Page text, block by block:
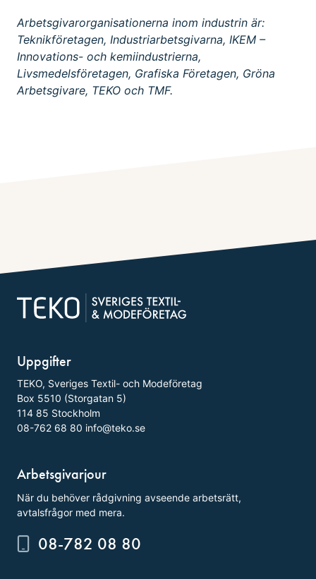
Arbetsgivarorganisationerna inom industrin är:
Teknikföretagen, Industriarbetsgivarna, IKEM –
Innovations- och kemiindustrierna,
Livsmedelsföretagen, Grafiska Företagen, Gröna
Arbetsgivare, TEKO och TMF.
Uppgifter
TEKO, Sveriges Textil- och Modeföretag
Box 5510 (Storgatan 5)
114 85 Stockholm
08-762 68 80 info@teko.se
Arbetsgivarjour
När du behöver rådgivning avseende arbetsrätt,
avtalsfrågor med mera.
08-782 08 80